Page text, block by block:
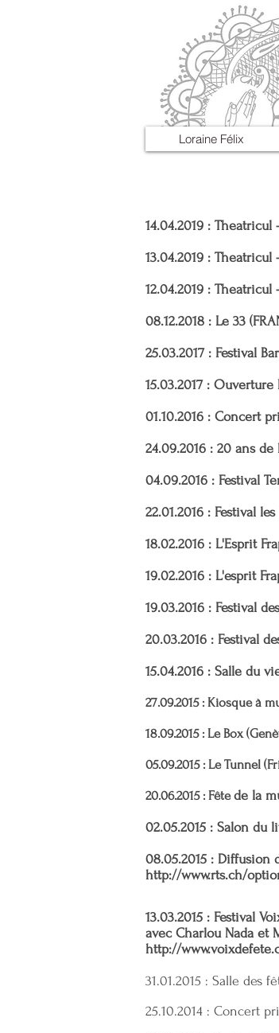
Loraine Félix
14.04.2019 : Theatricul
13.04.2019 : Theatricul
12.04.2019 : Theatricul
08.12.2018 : Le 33
25.03.2017 : Festival
15.03.2017 : Ouverture
01.10.2016 : Concert
24.09.2016 : 20 ans de
04.09.2016 : Festival
22.01.2016 : Festival
18.02.2016 : L'Esprit
19.02.2016 : L'esprit
19.03.2016 : Festival
20.03.2016 : Festival
15.04.2016 : Salle du
27.09.2015 : Kiosque à
18.09.2015 : Le Box
05.09.2015 : Le Tunnel
20.06.2015 : Fêtede la
02.05.2015 : Salon du
08.05.2015 : Diffusion
http://www.rts.ch/
13.03.2015 : Festival
avec Charlou Nada et
http://
31.01.2015 : Salle des
25.10.2014 : Concert